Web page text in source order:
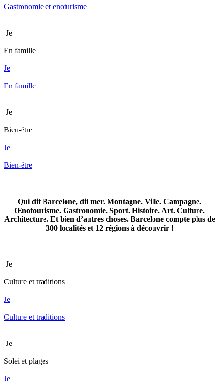
Gastronomie et enoturisme
Je
En famille
Je
En famille
Je
Bien-être
Je
Bien-être
Qui dit Barcelone, dit mer. Montagne. Ville. Campagne.
Œnotourisme. Gastronomie. Sport. Histoire. Art. Culture.
Architecture. Et bien d’autres choses. Barcelone compte plus de
300 localités et 12 régions à découvrir !
Je
Culture et traditions
Je
Culture et traditions
Je
Solei et plages
Je